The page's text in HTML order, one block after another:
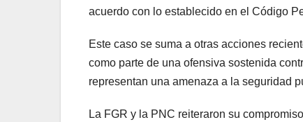
acuerdo con lo establecido en el Código
Este caso se suma a otras acciones
como parte de una ofensiva sostenida
representan una amenaza a la seguridad
La FGR y la PNC reiteraron su